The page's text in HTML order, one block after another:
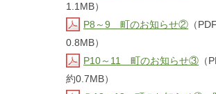
1.1MB）
P8～9 町のお知らせ② （
0.8MB）
P10～11 町のお知らせ③ （
約0.7MB）